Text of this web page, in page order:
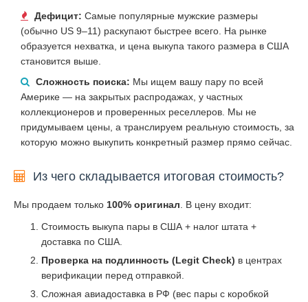
Дефицит: Самые популярные мужские размеры
(обычно US 9–11) раскупают быстрее всего. На рынке
образуется нехватка, и цена выкупа такого размера в США
становится выше.
Сложность поиска: Мы ищем вашу пару по всей
Америке — на закрытых распродажах, у частных
коллекционеров и проверенных реселлеров. Мы не
придумываем цены, а транслируем реальную стоимость, за
которую можно выкупить конкретный размер прямо сейчас.
Из чего складывается итоговая стоимость?
Мы продаем только 100% оригинал . В цену входит:
Стоимость выкупа пары в США + налог штата +
доставка по США.
Проверка на подлинность (Legit Check) в центрах
верификации перед отправкой.
Сложная авиадоставка в РФ (вес пары с коробкой